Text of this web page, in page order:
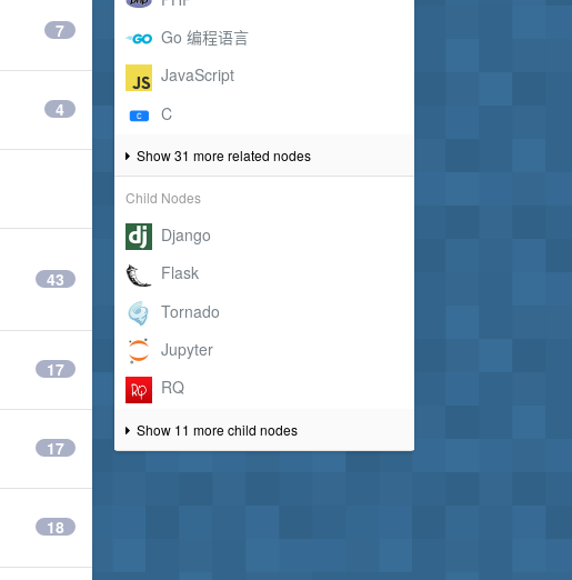
Show 31 more related nodes
Child Nodes
Show 11 more child nodes
7
4
43
17
17
18